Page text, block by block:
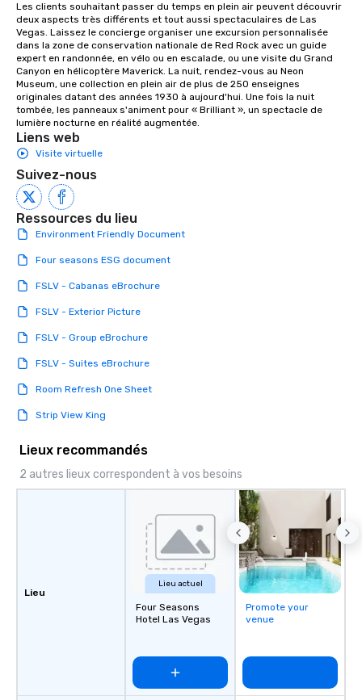
Les clients souhaitant passer du temps en plein air peuvent découvrir
deux aspects très différents et tout aussi spectaculaires de Las
Vegas. Laissez le concierge organiser une excursion personnalisée
dans la zone de conservation nationale de Red Rock avec un guide
expert en randonnée, en vélo ou en escalade, ou une visite du Grand
Canyon en hélicoptère Maverick. La nuit, rendez-vous au Neon
Museum, une collection en plein air de plus de 250 enseignes
originales datant des années 1930 à aujourd'hui. Une fois la nuit
tombée, les panneaux s'animent pour « Brilliant », un spectacle de
lumière nocturne en réalité augmentée.
Liens web
Visite virtuelle
Suivez-nous
Ressources du lieu
Environment Friendly Document
Four seasons ESG document
FSLV - Cabanas eBrochure
FSLV - Exterior Picture
FSLV - Group eBrochure
FSLV - Suites eBrochure
Room Refresh One Sheet
Strip View King
Lieux recommandés
2 autres lieux correspondent à vos besoins
Lieu
Lieu actuel
Four Seasons
Hotel Las Vegas
Promote your
venue